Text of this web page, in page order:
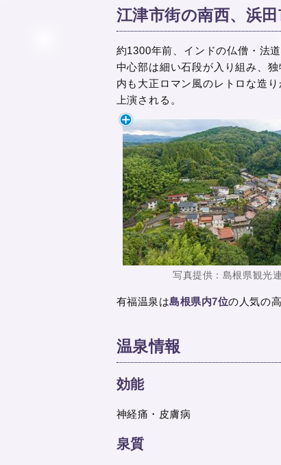
江津市街の南西、浜
約1300年前、インドの仏僧・法
中心部は細い石段が入り組み、
内も大正ロマン風のレトロな造
上演される。
写真提供：島根県観光
有福温泉は島根県内7位の人気の
温泉情報
効能
神経痛・皮膚病
泉質